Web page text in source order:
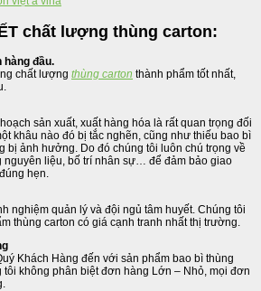
chất lượng thùng carton:
đầu.
chất lượng thùng carton thành phẩm tốt nhất,
sản xuất, xuất hàng hóa là rất quan trọng đối
khâu nào đó bị tắc nghẽn, cũng như thiếu bao bì
bị ảnh hưởng. Do đó chúng tôi luôn chú trọng về
nguyên liệu, bố trí nhân sự… để đảm bảo giao
hẹn.
nghiệm quản lý và đội ngủ tâm huyết. Chúng tôi
thùng carton có giá cạnh tranh nhất thị trường.
Khách Hàng đến với sản phẩm bao bì thùng
tôi không phân biệt đơn hàng Lớn – Nhỏ, mọi đơn